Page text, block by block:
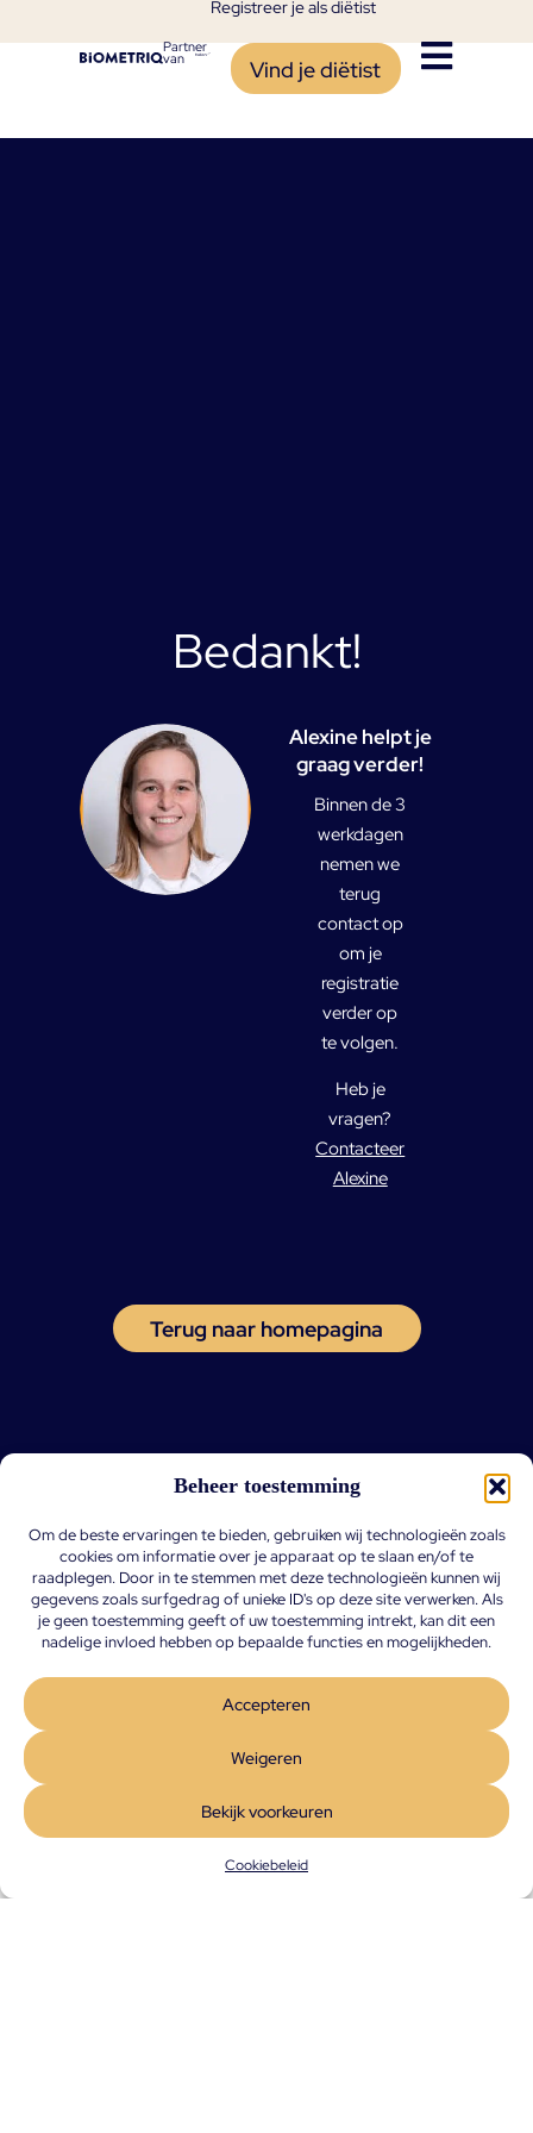
Beheer toestemming
Om de beste ervaringen te bieden, gebruiken wij technologieën zoals
cookies om informatie over je apparaat op te slaan en/of te
raadplegen. Door in te stemmen met deze technologieën kunnen wij
gegevens zoals surfgedrag of unieke ID's op deze site verwerken. Als
je geen toestemming geeft of uw toestemming intrekt, kan dit een
nadelige invloed hebben op bepaalde functies en mogelijkheden.
Accepteren
Weigeren
Bekijk voorkeuren
Cookiebeleid
Registreer je als diëtist
Partner
van Vind je diëtist
Bedankt!
Alexine helpt je
graag verder!
Binnen de 3
werkdagen
nemen we
terug
contact op
om je
registratie
verder op
te volgen.
Heb je
vragen?
Contacteer
Alexine
Terug naar homepagina